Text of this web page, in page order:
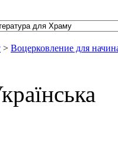
> Воцерковление для